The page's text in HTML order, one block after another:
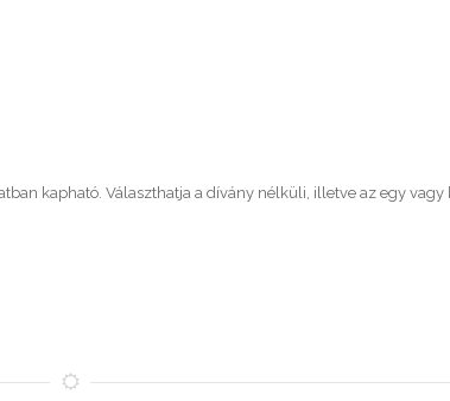
kapható. Választhatja a dívány nélküli, illetve az egy vagy